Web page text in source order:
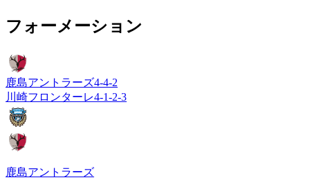
フォーメーション
鹿島アントラーズ4-4-2
川崎フロンターレ4-1-2-3
鹿島アントラーズ